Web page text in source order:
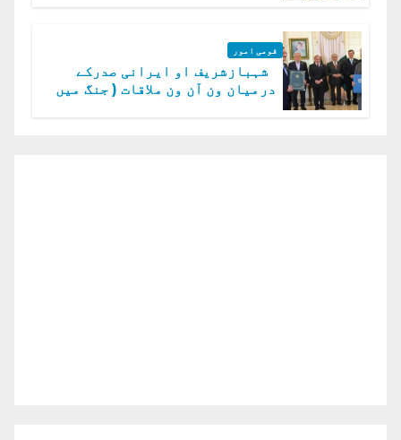
قومی امور
شہبازشریف او ایرانی صدرکے
درمیان ون آن ون ملاقات ( جنگ میں